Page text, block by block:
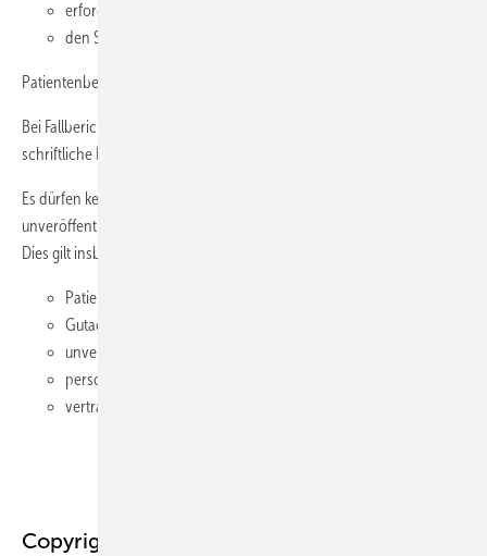
erforderliche Einwilligungen,
den Schutz vertraulicher Informationen.
Patientenbezogene Daten sind vollständig zu anonymisieren.
Bei Fallberichten oder Bildmaterial muss gegebenenfalls eine
schriftliche Einwilligung vorliegen.
Es dürfen keine personenbezogenen, vertraulichen oder
unveröffentlichten Daten in externe KI-Systeme eingegeben werden.
Dies gilt insbesondere für:
Patientendaten,
Gutachten,
unveröffentlichte Manuskripte,
personenbezogene Informationen,
vertrauliche Unternehmens- oder Institutsdaten.
Copyright